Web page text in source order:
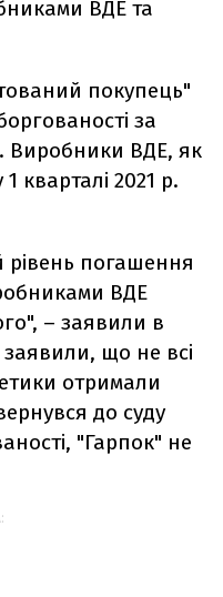
ВДЕ та
покупець"
за
Виробники ВДЕ, як
кварталі 2021 р.
погашення
ВДЕ
– заявили в
заявили, що не всі
отримали
до суду
"Гарпок" не